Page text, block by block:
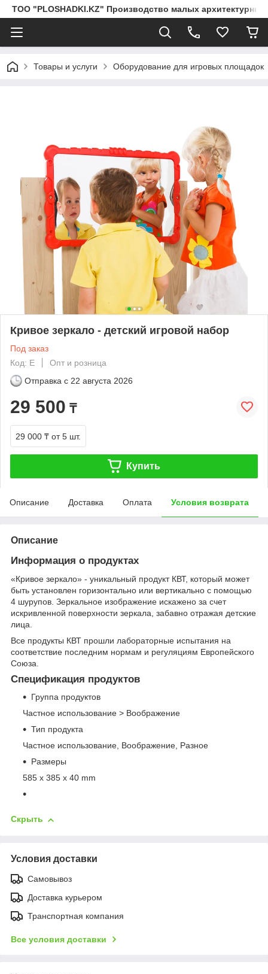
ТОО "PLOSHADKI.KZ" Производство малых
Товары и услуги Оборудование для игровых площадок
Кривое зеркало - детский игровой набор
Под заказ
Код: E
Опт и розница
Отправка с 22 августа 2026
29 500 ₸
29 000 ₸ от 5 шт.
Купить
Описание Доставка Оплата Условия возврата
Описание
Информация о продуктах
«Кривое зеркало» - уникальный продукт КВТ, который может
быть установлен горизонтально или вертикально с помощью
4 шурупов. Зеркальное изображение искажено за счет
искривленной поверхности зеркала, забавно отражая детские
лица.
Все продукты КВТ прошли лабораторные испытания на
соответствие последним нормам и регуляциям Европейского
Союза.
Спецификация продуктов
Группа продуктов
Частное использование > Воображение
Тип продукта
Частное использование, Воображение, Разное
Размеры
585 x 385 x 40 mm
Скрыть
Условия доставки
Самовывоз
Доставка курьером
Транспортная компания
Все условия доставки